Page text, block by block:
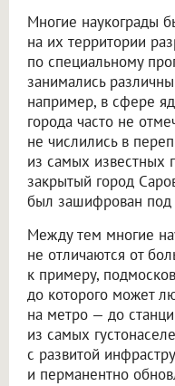
Многие наукограды
на их территории
по специальному
занимались
например, в сфере
города часто не
не числились в
из самых известных
закрытый город
был зашифрован под
Между тем многие
не отличаются от
к примеру,
до которого может
на метро — до
из самых
с развитой
и перманентно